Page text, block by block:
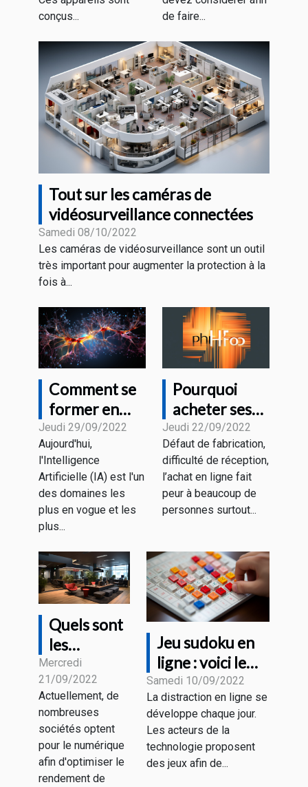
conçus...
de faire...
Tout sur les caméras de
vidéosurveillance connectées
Samedi 08/10/2022
Les caméras de vidéosurveillance sont un outil
très important pour augmenter la protection à la
fois à...
Comment se
former en
Intelligence
Artificielle ?
Jeudi 29/09/2022
Aujourd'hui,
l'Intelligence
Artificielle (IA) est l'un
des domaines les
plus en vogue et les
plus...
Pourquoi
acheter ses
appareils
auprès du
Magasin HD
PROTECH ?
Jeudi 22/09/2022
Défaut de fabrication,
difficulté de réception,
l’achat en ligne fait
peur à beaucoup de
personnes surtout...
Quels sont
les
avantages
du
marketing
digital ?
Mercredi
21/09/2022
Actuellement, de
nombreuses
sociétés optent
pour le numérique
afin d'optimiser le
rendement de
Jeu sudoku en
ligne : voici le
fonctionnement
Samedi 10/09/2022
La distraction en ligne se
développe chaque jour.
Les acteurs de la
technologie proposent
des jeux afin de...